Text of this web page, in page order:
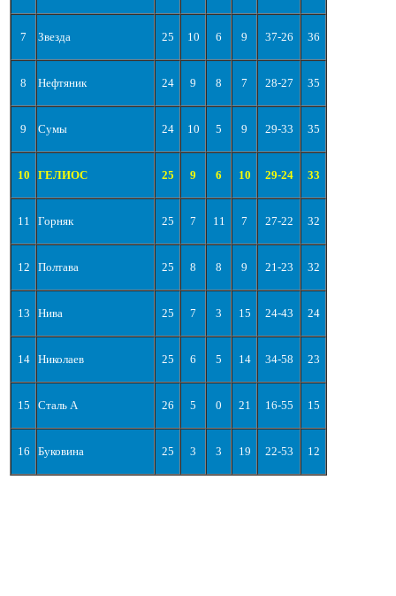
7 Звезда 25 10 6 9 37-26 36
8 Нефтяник 24 9 8 7 28-27 35
9 Сумы 24 10 5 9 29-33 35
10 ГЕЛИОС 25 9 6 10 29-24 33
11 Горняк 25 7 11 7 27-22 32
12 Полтава 25 8 8 9 21-23 32
13 Нива 25 7 3 15 24-43 24
14 Николаев 25 6 5 14 34-58 23
15 Сталь А 26 5 0 21 16-55 15
16 Буковина 25 3 3 19 22-53 12